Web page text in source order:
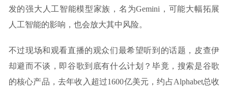
发的强大人工智能模型家族，名为Gemini，可能大幅拓展
人工智能的影响，也会放大其中风险。
不过现场和观看直播的观众们最希望听到的话题，皮查伊
却避而不谈，即谷歌到底有什么计划？毕竟，搜索是谷歌
的核心产品，去年收入超过1600亿美元，约占Alphabet总收